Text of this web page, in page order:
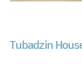
Tubadzin